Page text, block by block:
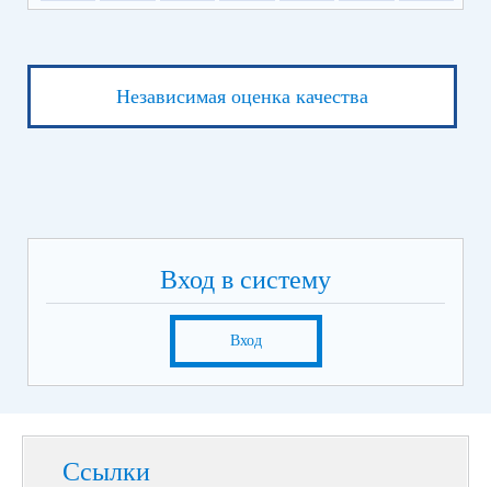
Независимая оценка качества
Вход в систему
Вход
Ссылки